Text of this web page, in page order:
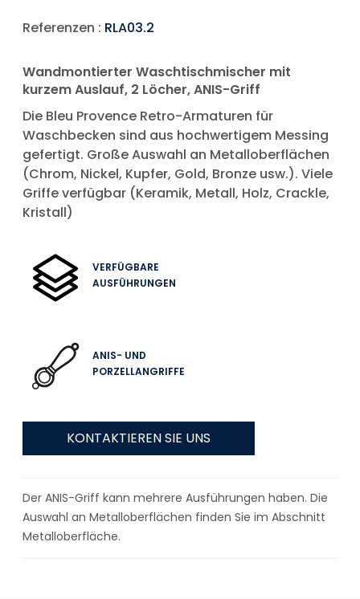
Referenzen : RLA03.2
Wandmontierter Waschtischmischer mit
kurzem Auslauf, 2 Löcher, ANIS-Griff
Die Bleu Provence Retro-Armaturen für
Waschbecken sind aus hochwertigem Messing
gefertigt. Große Auswahl an Metalloberflächen
(Chrom, Nickel, Kupfer, Gold, Bronze usw.). Viele
Griffe verfügbar (Keramik, Metall, Holz, Crackle,
Kristall)
VERFÜGBARE
AUSFÜHRUNGEN
ANIS- UND
PORZELLANGRIFFE
KONTAKTIEREN SIE UNS
Der ANIS-Griff kann mehrere Ausführungen haben. Die
Auswahl an Metalloberflächen finden Sie im Abschnitt
Metalloberfläche.